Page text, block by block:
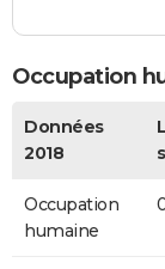
Occupation
Données
2018
Occupation
humaine